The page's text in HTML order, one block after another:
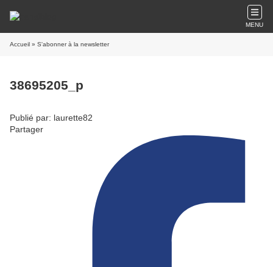
MENU
Accueil » S'abonner à la newsletter
38695205_p
Publié par: laurette82
Partager